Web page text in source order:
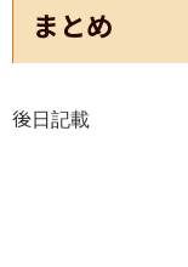
まとめ
後日記載